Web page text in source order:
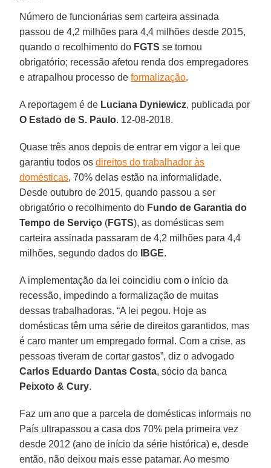
Número de funcionárias sem carteira assinada
passou de 4,2 milhões para 4,4 milhões desde 2015,
quando o recolhimento do FGTS se tornou
obrigatório; recessão afetou renda dos empregadores
e atrapalhou processo deformalização.
A reportagem é de Luciana Dyniewicz, publicada por
O Estado de S. Paulo. 12-08-2018.
Quase três anos depois de entrar em vigor a lei que
garantiu todos osdireitos do trabalhador às
domésticas, 70% delas estão na informalidade.
Desde outubro de 2015, quando passou a ser
obrigatório o recolhimento do Fundo de Garantia do
Tempo de Serviço (FGTS), as domésticas sem
carteira assinada passaram de 4,2 milhões para 4,4
milhões, segundo dados do
IBGE.
A implementação da lei coincidiu com o início da
recessão, impedindo a formalização de muitas
dessas trabalhadoras. “A lei pegou. Hoje as
domésticas têm uma série de direitos garantidos, mas
é caro manter um empregado formal. Com a crise, as
pessoas tiveram de cortar gastos”, diz o advogado
Carlos Eduardo Dantas Costa, sócio da banca
Peixoto & Cury.
Faz um ano que a parcela de domésticas informais no
País ultrapassou a casa dos 70% pela primeira vez
desde 2012 (ano de início da série histórica) e, desde
então, não deixou mais esse patamar. Ao mesmo